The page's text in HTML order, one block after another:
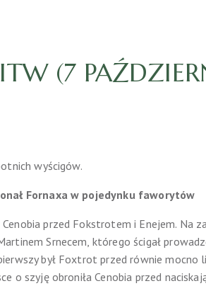
(7
wyścigów.
Fornaxa w pojedynku faworytów
Cenobia przed Fokstrotem i Enejem. Na
Srnecem, którego ścigał
był Foxtrot przed równie mocno
o szyję obroniła Cenobia przed